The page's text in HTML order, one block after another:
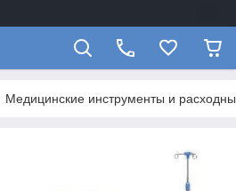
Медицинские инструменты и